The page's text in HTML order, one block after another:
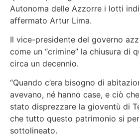
Autonoma delle Azzorre i lotti
affermato Artur Lima.
Il vice-presidente del governo
come un “crimine” la chiusura di
circa un decennio.
“Quando c’era bisogno di
avevano, né hanno case, e ciò
stato disprezzare la gioventù di
che tutto questo patrimonio si
sottolineato.